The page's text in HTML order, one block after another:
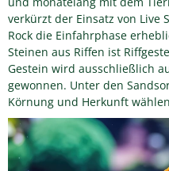
verkürzt der Einsatz von Live
Rock die Einfahrphase
Steinen aus Riffen ist
Gestein wird ausschließlich
gewonnen. Unter den
Körnung und Herkunft